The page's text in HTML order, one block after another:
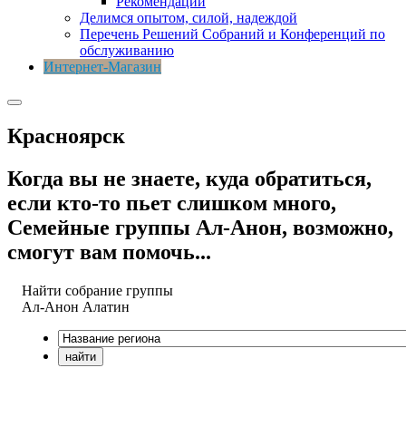
Делимся опытом, силой, надеждой
Перечень Решений Собраний и Конференций по
обслуживанию
Интернет-Магазин
Красноярск
Когда вы не знаете, куда обратиться,
если кто-то пьет слишком много,
Семейные группы Ал-Анон, возможно,
смогут вам помочь...
Найти собрание группы
Ал-Анон Алатин